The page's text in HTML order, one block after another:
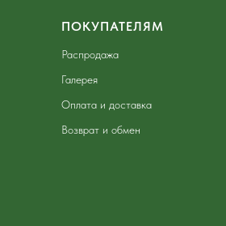
ПОКУПАТЕЛЯМ
Распродажа
Галерея
Оплата и доставка
Возврат и обмен